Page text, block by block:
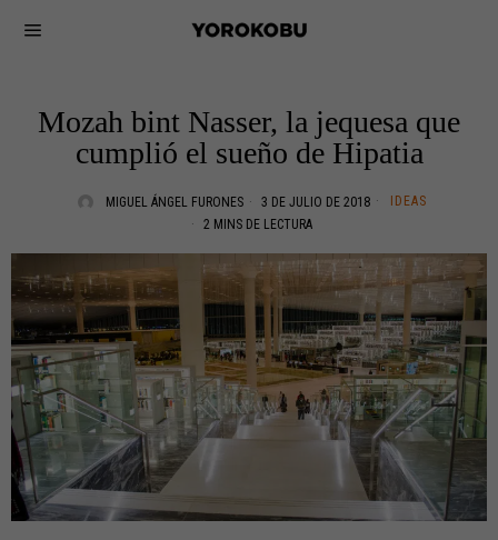
Mozah bint Nasser, la jequesa que
cumplió el sueño de Hipatia
MIGUEL ÁNGEL FURONES 3 DE JULIO DE 2018
IDEAS
2 MINS DE LECTURA